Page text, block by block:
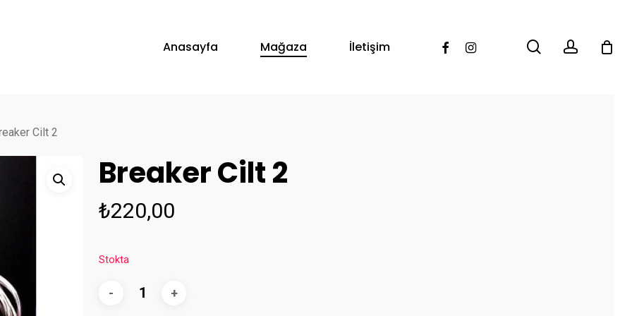
Anasayfa Mağaza İletişim FacebookInstagram searchaccount
Cilt 2
Breaker Cilt 2
₺220,00
Stokta